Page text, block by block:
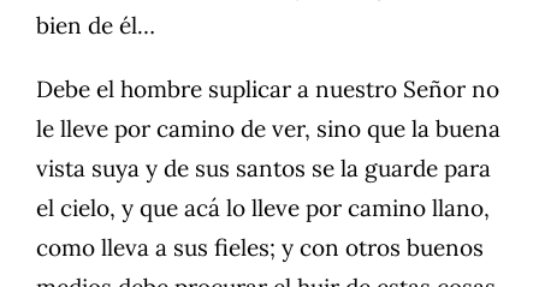
bien de él…
Debe el hombre suplicar a nuestro Señor no
le lleve por camino de ver, sino que la buena
vista suya y de sus santos se la guarde para
el cielo, y que acá lo lleve por camino llano,
como lleva a sus fieles; y con otros buenos